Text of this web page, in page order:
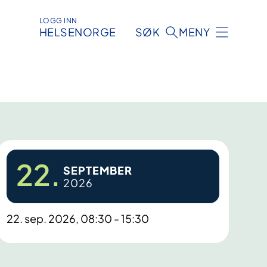
LOGG INN
HELSENORGE SØK MENY
22. SEPTEMBER
2026
22. sep. 2026, 08:30 - 15:30